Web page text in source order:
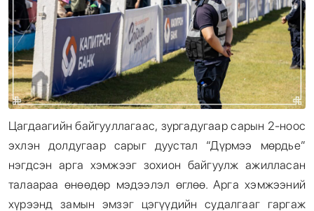
Цагдаагийн байгууллагаас, зургадугаар сарын 2-ноос
эхлэн долдугаар сарыг дуустал “Дүрмээ мөрдье”
нэгдсэн арга хэмжээг зохион байгуулж ажилласан
талаараа өнөөдөр мэдээлэл өглөө. Арга хэмжээний
хүрээнд замын эмзэг цэгүүдийн судалгааг гаргаж